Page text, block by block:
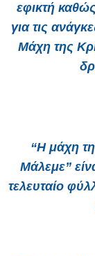
εφικτή
για τις
Μάχη της
“Η μάχη
Μάλεμε”
τελευταίο